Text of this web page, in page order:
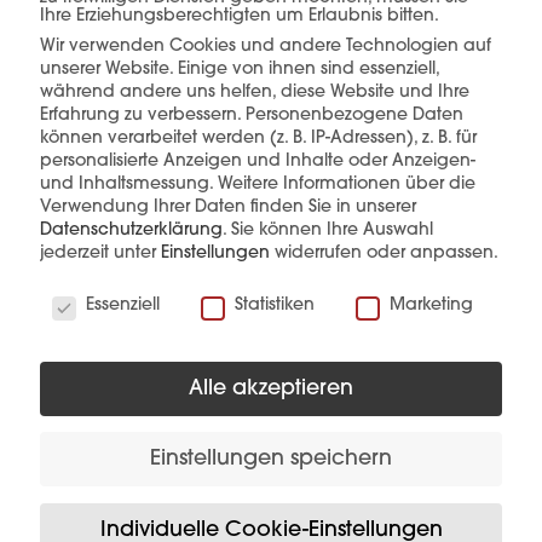
mehr erfahren
Diese Produkte könnten Sie auch
interessieren
Ihre Erziehungsberechtigten um Erlaubnis bitten.
Wir verwenden Cookies und andere Technologien auf
unserer Website. Einige von ihnen sind essenziell,
während andere uns helfen, diese Website und Ihre
Erfahrung zu verbessern. Personenbezogene Daten
können verarbeitet werden (z. B. IP-Adressen), z. B. für
personalisierte Anzeigen und Inhalte oder Anzeigen-
und Inhaltsmessung. Weitere Informationen über die
Verwendung Ihrer Daten finden Sie in unserer
Datenschutzerklärung. Sie können Ihre Auswahl
jederzeit unter Einstellungen widerrufen oder anpassen.
Essenziell
Statistiken Marketing
Alle akzeptieren
Einstellungen speichern
Individuelle Cookie-Einstellungen